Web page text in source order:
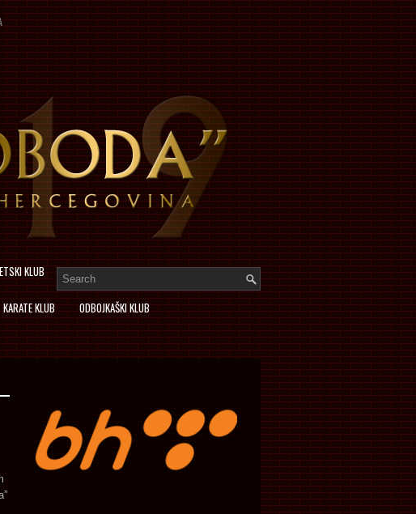
KLUB
KARATE KLUB ODBOJKAŠKI KLUB